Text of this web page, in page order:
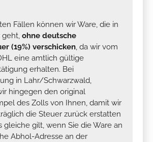
Fällen können wir Ware, die in
geht, ohne deutsche
(19%) verschicken, da wir vom
eine amtlich gültige
erhalten. Bei
in Lahr/Schwarzwald,
hingegen den original
des Zolls von Ihnen, damit wir
die Steuer zurück erstatten
gleiche gilt, wenn Sie die Ware an
Abhol-Adresse an der